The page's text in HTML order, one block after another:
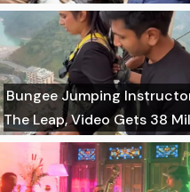
Bungee Jumping
The Leap, Video Gets 38